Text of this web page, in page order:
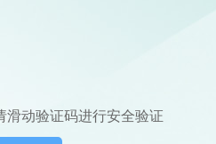
滑动验证码进行安全验证